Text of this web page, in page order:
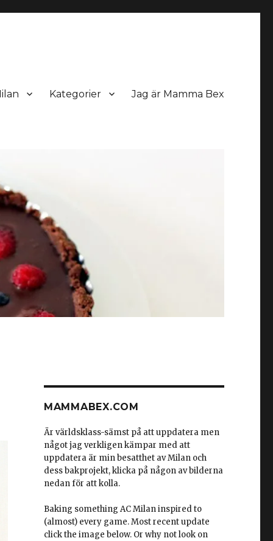
Kategorier Jag är Mamma Bex
MAMMABEX.COM
Är världsklass-sämst på att uppdatera men
något jag verkligen kämpar med att
uppdatera är min besatthet av Milan och
dess bakprojekt, klicka på någon av bilderna
nedan för att kolla.
Baking something AC Milan inspired to
(almost) every game. Most recent update
click the image below. Or why not look on